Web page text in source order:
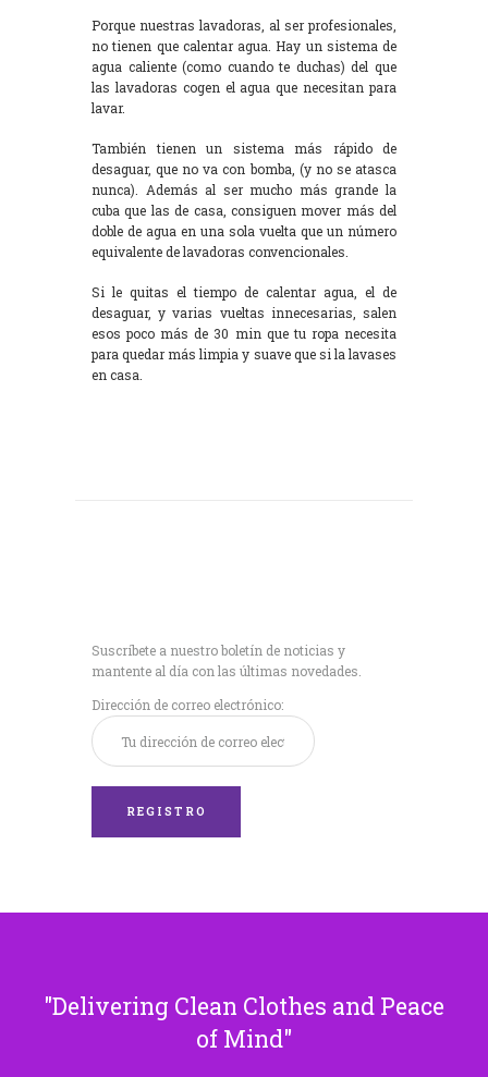
Porque nuestras lavadoras, al ser profesionales,
no tienen que calentar agua. Hay un sistema de
agua caliente (como cuando te duchas) del que
las lavadoras cogen el agua que necesitan para
lavar.
También tienen un sistema más rápido de
desaguar, que no va con bomba, (y no se atasca
nunca). Además al ser mucho más grande la
cuba que las de casa, consiguen mover más del
doble de agua en una sola vuelta que un número
equivalente de lavadoras convencionales.
Si le quitas el tiempo de calentar agua, el de
desaguar, y varias vueltas innecesarias, salen
esos poco más de 30 min que tu ropa necesita
para quedar más limpia y suave que si la lavases
en casa.
Suscríbete a nuestro boletín de noticias y
mantente al día con las últimas novedades.
Dirección de correo electrónico:
Delivering Clean Clothes and Peace
of Mind